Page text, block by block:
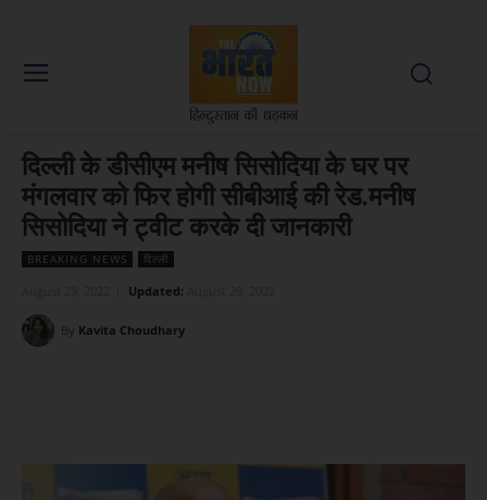
दिल्ली के डीसीएम मनीष सिसोदिया के घर पर
मंगलवार को फिर होगी सीबीआई की रेड.मनीष
सिसोदिया ने ट्वीट करके दी जानकारी
BREAKING NEWS दिल्ली
Updated:
By Kavita Choudhary